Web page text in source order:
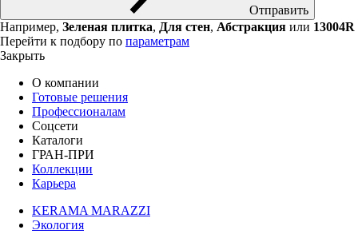
Отправить
Например, Зеленая плитка, Для стен, Абстракция или 13004R
Перейти к подбору по параметрам
Закрыть
О компании
Готовые решения
Профессионалам
Соцсети
Каталоги
ГРАН-ПРИ
Коллекции
Карьера
KERAMA MARAZZI
Экология